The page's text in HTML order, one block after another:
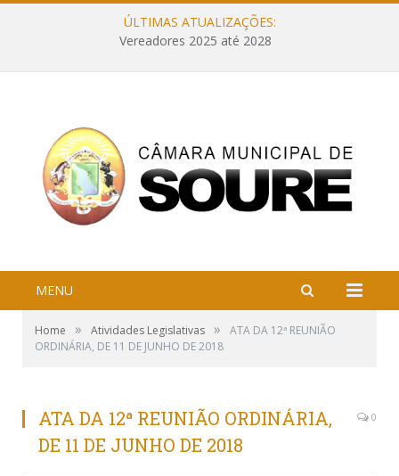
ÚLTIMAS ATUALIZAÇÕES:
Vereadores 2025 até 2028
MENU
Home » Atividades Legislativas »
ATA DA 12ª REUNIÃO
ORDINÁRIA, DE 11 DE JUNHO DE 2018
ATA DA 12ª REUNIÃO ORDINÁRIA,
DE 11 DE JUNHO DE 2018
0